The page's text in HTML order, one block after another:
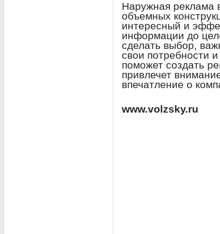
Наружная реклама
объемных
интересный и
информации до
сделать выбор,
свои потребности
поможет создать
привлечет
впечатление о
www.volzsky.ru